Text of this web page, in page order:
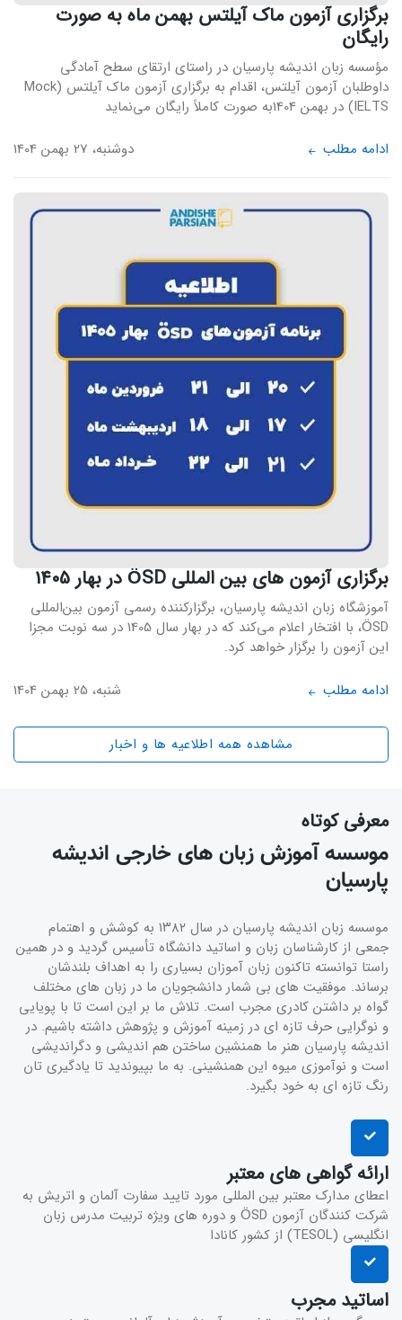
برگزاری آزمون ماک آیلتس بهمن ماه به صورت
رایگان
مؤسسه زبان اندیشه پارسیان در راستای ارتقای سطح آمادگی
داوطلبان آزمون آیلتس، اقدام به برگزاری آزمون ماک آیلتس (Mock
IELTS) در بهمن 1404به ‌صورت کاملاً رایگان می‌نماید
ادامه مطلب
دوشنبه، 27 بهمن 1404
برگزاری آزمون های بین المللی ÖSD در بهار 1405
آموزشگاه زبان اندیشه پارسیان، برگزارکننده رسمی آزمون بین‌المللی
ÖSD، با افتخار اعلام می‌کند که در بهار سال 1405 در سه نوبت مجزا
این آزمون را برگزار خواهد کرد.
ادامه مطلب
شنبه، 25 بهمن 1404
مشاهده همه اطلاعیه ها و اخبار
معرفی کوتاه
موسسه آموزش زبان های خارجی اندیشه
پارسیان
موسسه زبان انديشه پارسيان در سال ۱۳۸۲ به کوشش و اهتمام
جمعی از كارشناسان زبان و اساتيد دانشگاه تأسيس گرديد و در همين
راستا توانسته تاکنون زبان آموزان بسیاری را به اهداف بلندشان
برساند. موفقیت های بی شمار دانشجویان ما در زبان های مختلف
گواه بر داشتن کادری مجرب است. تلاش ما بر این است تا با پویایی
و نوگرایی حرف تازه ای در زمینه آموزش و پژوهش داشته باشیم. در
اندیشه پارسیان هنر ما همنشین ساختن هم اندیشی و دگراندیشی
است و نوآموزی میوه این همنشینی. به ما بپیوندید تا یادگیری تان
رنگ تازه ای به خود بگیرد.
ارائه گواهی های معتبر
اعطای مدارک معتبر بین المللی مورد تایید سفارت آلمان و اتریش به
شرکت کنندگان آزمون ÖSD و دوره های ویژه تربیت مدرس زبان
انگلیسی (TESOL) از کشور کانادا
اساتید مجرب